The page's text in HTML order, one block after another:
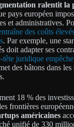
ralentit la
pays européen
et administratives.
des coûts
. Par exemple, une
doit adapter ses
tête juridique
des bâtons dans les
18 % des
frontières
américaines
unifié de 330